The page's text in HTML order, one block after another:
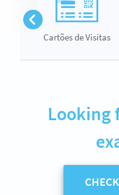
Cartões de Visitas
Looking